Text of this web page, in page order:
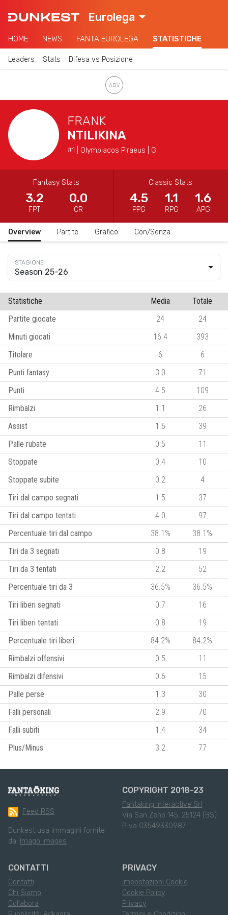
Eurolega
HOME NEWS FANTA EUROLEGA STATISTICHE
Leaders Stats Difesa vs Posizione
FRANK
NTILIKINA
#1 | Olympiacos Piraeus | G
Fantasy Stats
3.2
FPT
0.0
CR
Classic Stats
4.5
PPG
1.1
RPG
1.6
APG
Overview Partite Grafico Con/Senza
Season 25-26
Statistiche Media
Totale
Partite giocate
24
24
Minuti giocati
16.4
393
Titolare
6
6
Punti fantasy
3.0
71
Punti
4.5
109
Rimbalzi
1.1
26
Assist
1.6
39
Palle rubate
0.5
11
Stoppate
0.4
10
Stoppate subite
0.2
4
Tiri dal campo segnati
1.5
37
Tiri dal campo tentati
4.0
97
Percentuale tiri dal campo
38.1%
38.1%
Tiri da 3 segnati
0.8
19
Tiri da 3 tentati
2.2
52
Percentuale tiri da 3
36.5%
36.5%
Tiri liberi segnati
0.7
16
Tiri liberi tentati
0.8
19
Percentuale tiri liberi
84.2%
84.2%
Rimbalzi offensivi
0.5
11
Rimbalzi difensivi
0.6
15
Palle perse
1.3
30
Falli personali
2.9
70
Falli subiti
1.4
34
Plus/Minus
3.2 77
Feed RSS
Dunkest usa immagini fornite
da: Imago Images
COPYRIGHT 2018-23
Fantaking Interactive Srl
Via San Zeno 145, 25124 (BS)
P.Iva 03549330987
CONTATTI
Contatti
Chi Siamo
Collabora
PRIVACY
Impostazioni Cookie
Cookie Policy
Privacy